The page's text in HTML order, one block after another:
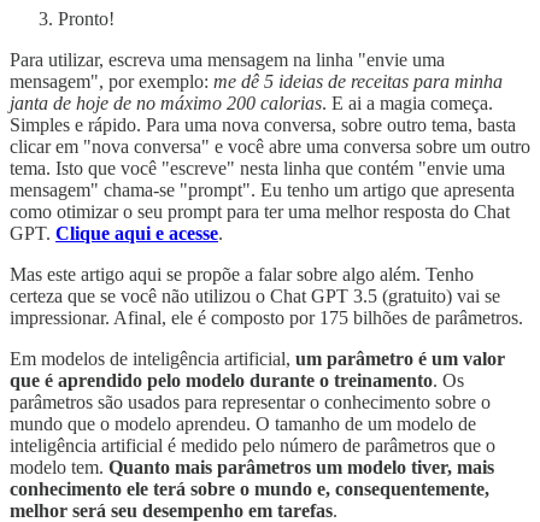
Pronto!
Para utilizar, escreva uma mensagem na linha "envie uma
mensagem", por exemplo: me dê 5 ideias de receitas para minha
janta de hoje de no máximo 200 calorias. E ai a magia começa.
Simples e rápido. Para uma nova conversa, sobre outro tema, basta
clicar em "nova conversa" e você abre uma conversa sobre um outro
tema. Isto que você "escreve" nesta linha que contém "envie uma
mensagem" chama-se "prompt". Eu tenho um artigo que apresenta
como otimizar o seu prompt para ter uma melhor resposta do Chat
GPT. Clique aqui e acesse.
Mas este artigo aqui se propõe a falar sobre algo além. Tenho
certeza que se você não utilizou o Chat GPT 3.5 (gratuito) vai se
impressionar. Afinal, ele é composto por 175 bilhões de parâmetros.
Em modelos de inteligência artificial, um parâmetro é um valor
que é aprendido pelo modelo durante o treinamento. Os
parâmetros são usados para representar o conhecimento sobre o
mundo que o modelo aprendeu. O tamanho de um modelo de
inteligência artificial é medido pelo número de parâmetros que o
modelo tem. Quanto mais parâmetros um modelo tiver, mais
conhecimento ele terá sobre o mundo e, consequentemente,
melhor será seu desempenho em tarefas.